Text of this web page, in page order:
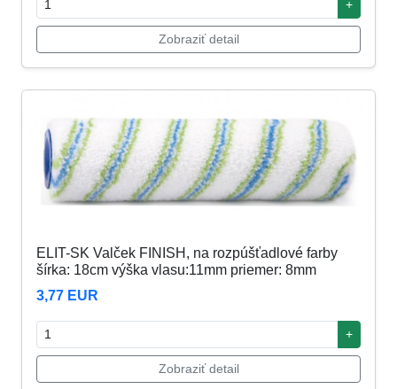
+
Zobraziť detail
ELIT-SK Valček FINISH, na rozpúšťadlové farby
šírka: 18cm výška vlasu:11mm priemer: 8mm
3,77 EUR
+
Zobraziť detail